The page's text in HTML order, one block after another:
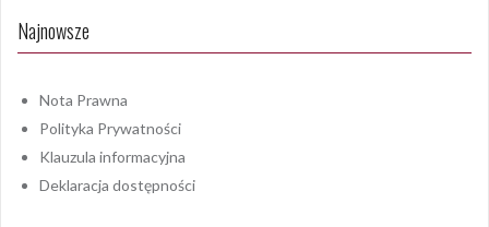
Najnowsze
Nota Prawna
Polityka Prywatności
Klauzula informacyjna
Deklaracja dostępności